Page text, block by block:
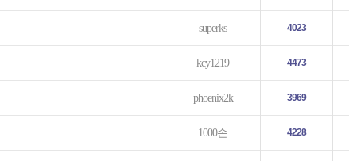
superks 4023
kcy1219 4473
phoenix2k 3969
1000손 4228